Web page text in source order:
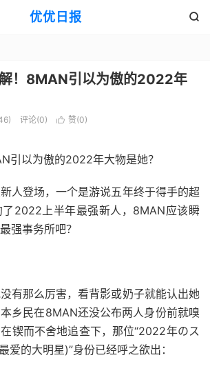
优优日报 
！8MAN引以为傲的2022年
评论(0)  赞(0)
人登场，一个是游说五年终于得手的超
2022上半年最强新人，8MAN应该瞬
强事务所吧？
有那么厉害，看背影或奶子就能认出她
乡民在8MAN还没公布两人身份前就嗅
锲而不舍地追查下，那位“2022年のス
爱的大明星)”身份已经呼之欲出：